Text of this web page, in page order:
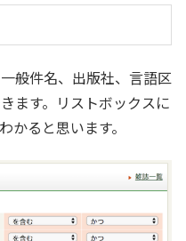
般件名、出版社、言語区
ます。リストボックスに
かると思います。